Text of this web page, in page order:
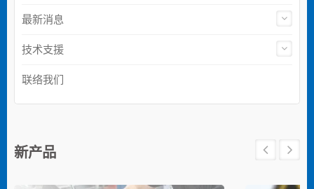
最新消息
技术支援
联络我们
新产品